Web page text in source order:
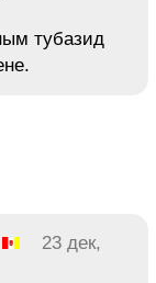
тубазид
23 дек,